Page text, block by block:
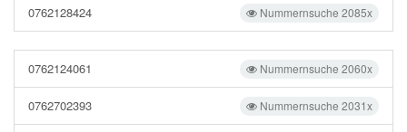
Nummernsuche 2085x
0762128424
Nummernsuche 2060x
0762124061
Nummernsuche 2031x
0762702393